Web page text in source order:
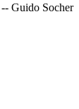
-- Guido Socher